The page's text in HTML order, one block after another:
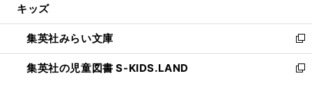
開
く
ウ
で
開
く
ン
ド
ウ
で
ウ
ィ
ン
ド
キッズ
集英社みらい文庫
新
し
い
集英社の児童図書 S-KIDS.LAND
新